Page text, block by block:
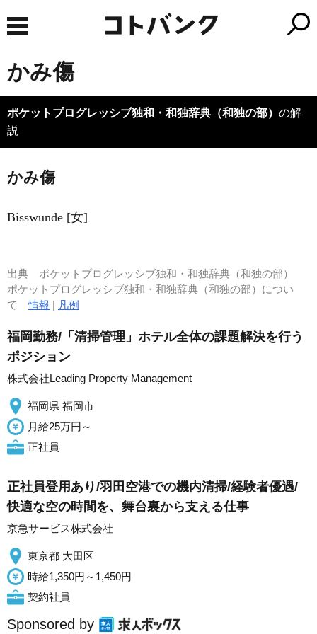
かみ傷
ポケットプログレッシブ独和・和独辞典（和独の部） の解
説
かみ傷
Bisswunde [女]
出典 ポケットプログレッシブ独和・和独辞典（和独の部）
ポケットプログレッシブ独和・和独辞典（和独の部）につい
て情報 | 凡例
福岡勤務/「清掃管理」ホテル全体の課題解決を行う
ポジション
株式会社Leading Property Management
福岡県 福岡市
月給25万円～
正社員
正社員登用あり/羽田空港での機内清掃/経験者優遇/
快適な空の時間を、舞台裏から支える仕事
京急サービス株式会社
東京都 大田区
時給1,350円～1,450円
契約社員
Sponsored by